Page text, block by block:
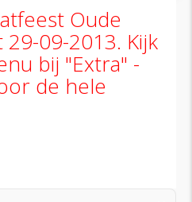
Oude
09-2013. Kijk
bij "Extra" -
de hele